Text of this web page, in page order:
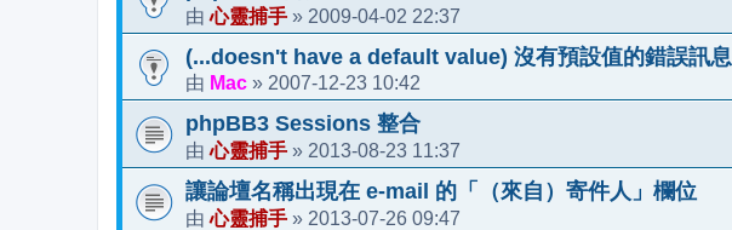
由心靈捕手 » 2009-04-02 22:37
(...doesn't have a default value) 沒有預設值的錯誤訊息
由 Mac » 2007-12-23 10:42
phpBB3 Sessions 整合
由心靈捕手 » 2013-08-23 11:37
讓論壇名稱出現在 e-mail 的「（來自）寄件人」欄位
由心靈捕手 » 2013-07-26 09:47